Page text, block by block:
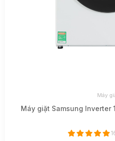
Máy
Máy giặt Samsung Inverter